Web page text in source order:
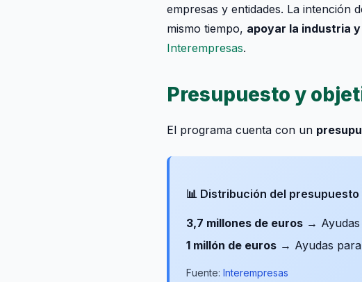
empresas y entidades. La intención
mismo tiempo, apoyar la industria
Interempresas.
Presupuesto y
El programa cuenta con un
📊 Distribución del
3,7 millones de euros →
1 millón de euros → Ayudas
Fuente: Interempresas